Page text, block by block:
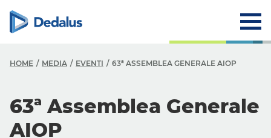
HOME MEDIA EVENTI 63ª ASSEMBLEA GENERALE AIOP
63ª Assemblea Generale
AIOP